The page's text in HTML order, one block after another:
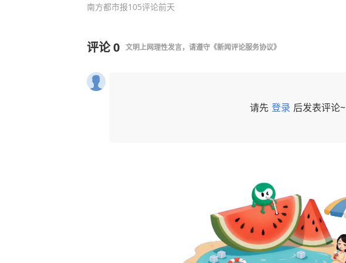
南方都市报105评论前天
评论0 文明上网理性发言，请遵守 《新闻评论服务协议》
请先 登录 后发表评论~